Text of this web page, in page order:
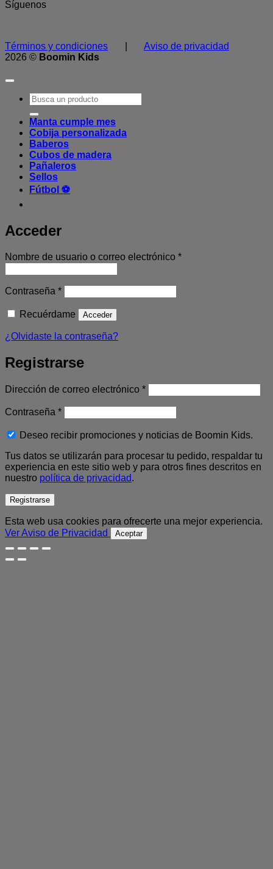
Síguenos
Términos y condiciones
Aviso de privacidad
2026 © Boomin Kids
Buscar
por:
Manta cumple mes
Cobija personalizada
Baberos
Cubos de madera
Pañaleros
Sellos
Fútbol ⚽
Acceder
Nombre de usuario o correo electrónico *Obligatorio
Contraseña *Obligatorio
Recuérdame Acceder
¿Olvidaste la contraseña?
Registrarse
Dirección de correo electrónico *Obligatorio
Contraseña *Obligatorio
Deseo recibir promociones y noticias de Boomin Kids.
Tus datos se utilizarán para procesar tu pedido, respaldar tu
experiencia en este sitio web y para otros fines descritos en
nuestro política de privacidad.
Registrarse
Esta web usa cookies para ofrecerte una mejor experiencia.
Ver Aviso de Privacidad
Aceptar